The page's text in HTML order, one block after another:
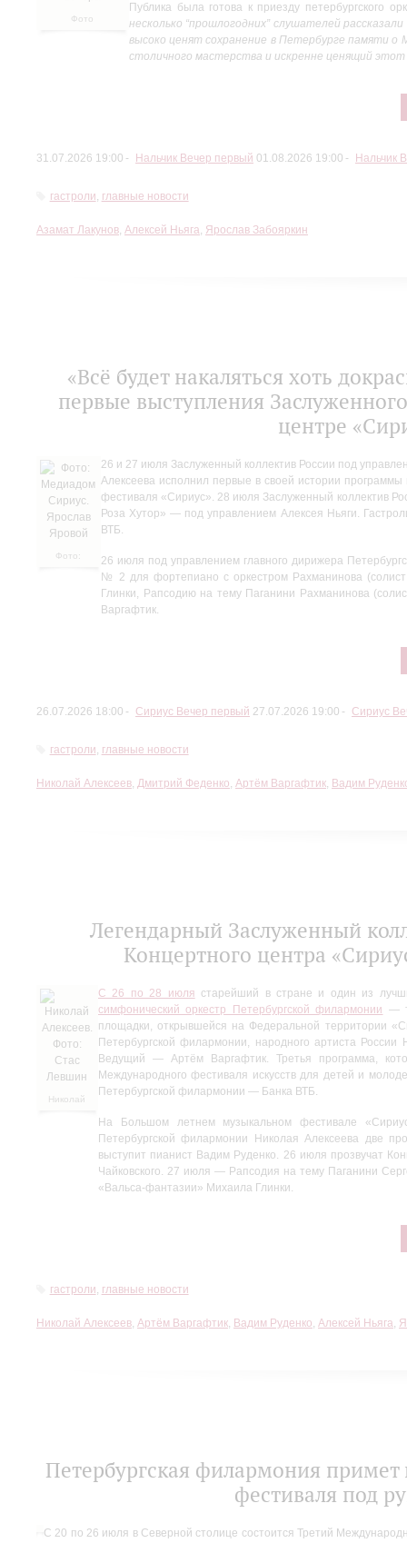
Фото
Публика была готова к приезду петербургского
несколько “прошлогодних” слушателей
высоко ценят сохранение в Петербурге памяти о
столичного мастерства и искренне ценящий
31.07.2026 19:00 Нальчик Вечер первый 01.08.2026 19:00 Нальчик
гастроли, главные новости
Азамат Лакунов, Алексей Ньяга, Ярослав Забояркин
«Всё будет накаляться хоть
первые выступления
центре
Фото:
26 и 27 июля Заслуженный коллектив России под
Алексеева исполнил первые в своей истории
фестиваля «Сириус». 28 июля Заслуженный коллектив
Роза Хутор» — под управлением Алексея Ньяги.
ВТБ.
26 июля под управлением главного дирижера
№ 2 для фортепиано с оркестром Рахманинова
Глинки, Рапсодию на тему Паганини Рахманинова
Варгафтик.
26.07.2026 18:00 Сириус Вечер первый 27.07.2026 19:00 Сириус
гастроли, главные новости
Николай Алексеев, Дмитрий Феденко, Артём Варгафтик, Вадим
Легендарный Заслуженный
Концертного центра
Николай
С 26 по 28 июля старейший в стране и один из
симфонический оркестр Петербургской филармонии —
площадки, открывшейся на Федеральной территории
Петербургской филармонии, народного артиста
Ведущий — Артём Варгафтик. Третья программа,
Международного фестиваля искусств для детей и
Петербургской филармонии — Банка ВТБ.
На Большом летнем музыкальном фестивале
Петербургской филармонии Николая Алексеева две
выступит пианист Вадим Руденко. 26 июля прозвучат
Чайковского. 27 июля — Рапсодия на тему Паганини
«Вальса-фантазии» Михаила Глинки.
гастроли, главные новости
Николай Алексеев, Артём Варгафтик, Вадим Руденко, Алексей Ньяга,
Петербургская филармония примет
фестиваля под
С 20 по 26 июля в Северной столице состоится Третий